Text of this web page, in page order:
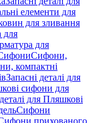
елементи для
для зливання
для
для
Сифони,
компактні
Запасні деталі для
сифони для
для Пляшкові
Сифони
Сифони прихованого